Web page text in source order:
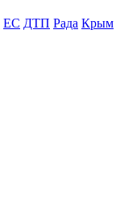
ЕС ДТП Рада Крым